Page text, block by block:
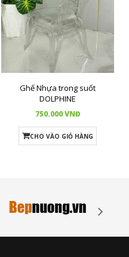
Ghế Nhựa trong suốt
DOLPHINE
750.000 VNĐ
CHO VÀO GIỎ HÀNG